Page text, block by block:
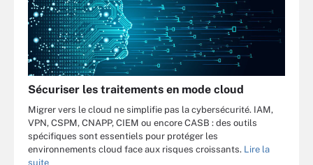
Sécuriser les traitements en mode cloud
Migrer vers le cloud ne simplifie pas la cybersécurité. IAM,
VPN, CSPM, CNAPP, CIEM ou encore CASB : des outils
spécifiques sont essentiels pour protéger les
environnements cloud face aux risques croissants. Lire la
suite